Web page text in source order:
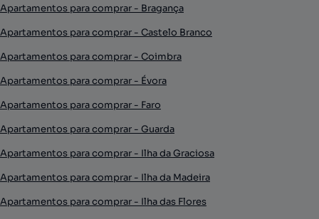
Apartamentos para comprar - Bragança
Apartamentos para comprar - Castelo Branco
Apartamentos para comprar - Coimbra
Apartamentos para comprar - Évora
Apartamentos para comprar - Faro
Apartamentos para comprar - Guarda
Apartamentos para comprar - Ilha da Graciosa
Apartamentos para comprar - Ilha da Madeira
Apartamentos para comprar - Ilha das Flores